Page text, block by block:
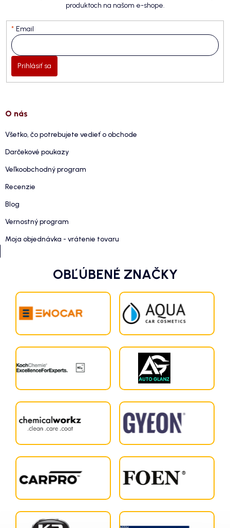
produktoch na našom e-shope.
Email
Prihlásiť sa
O nás
Všetko, čo potrebujete vedieť o obchode
Darčekové poukazy
Veľkoobchodný program
Recenzie
Blog
Vernostný program
Moja objednávka - vrátenie tovaru
OBĽÚBENÉ ZNAČKY